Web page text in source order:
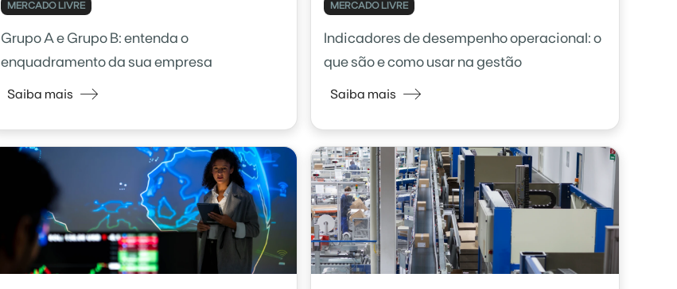
MERCADO LIVRE
Grupo A e Grupo B: entenda o
enquadramento da sua empresa
Saiba mais
MERCADO LIVRE
Indicadores de desempenho operacional: o
que são e como usar na gestão
Saiba mais